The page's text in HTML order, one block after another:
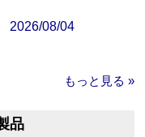
2026/08/04
もっと見る »
品